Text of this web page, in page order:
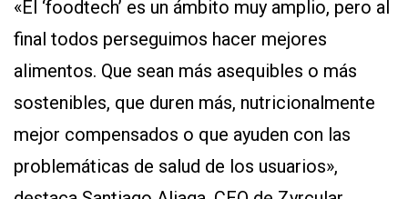
«El ‘foodtech’ es un ámbito muy amplio, pero al
final todos perseguimos hacer mejores
alimentos. Que sean más asequibles o más
sostenibles, que duren más, nutricionalmente
mejor compensados o que ayuden con las
problemáticas de salud de los usuarios»,